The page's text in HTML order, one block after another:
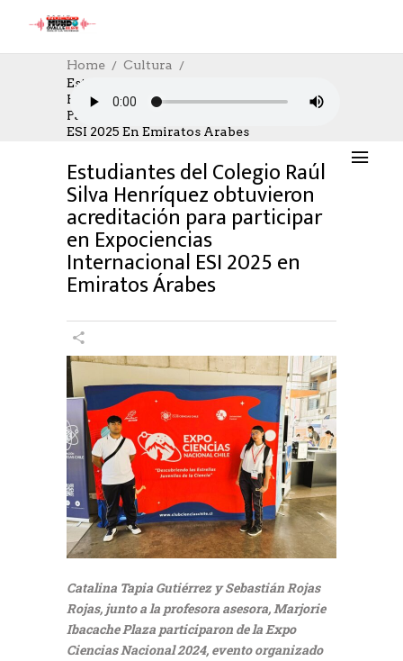
Home
Cultura
Estudiantes Del Colegio Raúl Silva
Henríquez Obtuvieron Acreditación Para
Participar En Expociencias Internacional
ESI 2025 En Emiratos Árabes
CULTURA,CULTURE
20/11/2024
AUTHOR: HECTOR
0 COMMENTS
Estudiantes del Colegio Raúl
Silva Henríquez obtuvieron
acreditación para participar
en Expociencias
Internacional ESI 2025 en
Emiratos Árabes
Catalina Tapia Gutiérrez y Sebastián Rojas
Rojas, junto a la profesora asesora, Marjorie
Ibacache Plaza participaron de la Expo
Ciencias Nacional 2024, evento organizado